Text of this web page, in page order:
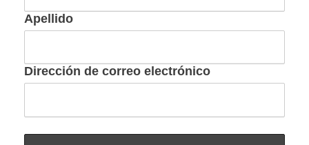
Apellido
Dirección de correo electrónico